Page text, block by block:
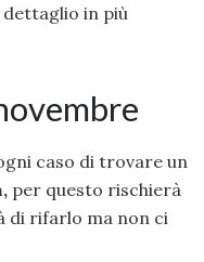
in più
caso di trovare un
per questo rischierà
di rifarlo ma non ci